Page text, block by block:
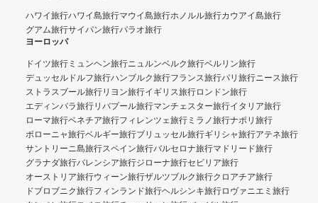
ハワイ旅行ハワイ島旅行マウイ島旅行ホノルル旅行カウアイ島旅行
グアム旅行サイパン旅行パラオ旅行
ヨーロッパ
ドイツ旅行 ミュンヘン旅行ニュルンベルク旅行ベルリン旅行
デュッセルドルフ旅行ハンブルク旅行フランス旅行パリ旅行ニース旅行
ストラスブール旅行リヨン旅行イギリス旅行ロンドン旅行
エディンバラ旅行リバプール旅行マンチェスター旅行イタリア旅行
ローマ旅行ベネチア旅行フィレンツェ旅行 ミラノ旅行ナポリ旅行
ボローニャ旅行ベルギー旅行ブリュッセル旅行ギリシャ旅行アテネ旅行
サントリーニ島旅行スペイン旅行バルセロナ旅行マドリード旅行
グラナダ旅行バレンシア旅行ジローナ旅行セビリア旅行
オーストリア旅行ウィーン旅行ザルツブルク旅行クロアチア旅行
ドブロブニク旅行フィンランド旅行ヘルシンキ旅行ロヴァニエミ旅行